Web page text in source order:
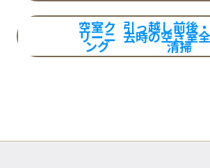
空室ク
リーニ
ング
引っ越し前後
去時の空き室
清掃